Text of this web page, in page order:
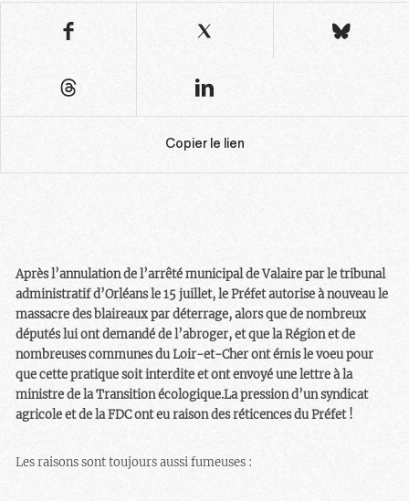
Copier le lien
Après l’annulation de l’arrêté municipal de Valaire par le tribunal
administratif d’Orléans le 15 juillet, le Préfet autorise à nouveau le
massacre des blaireaux par déterrage, alors que de nombreux
députés lui ont demandé de l’abroger, et que la Région et de
nombreuses communes du Loir-et-Cher ont émis le voeu pour
que cette pratique soit interdite et ont envoyé une lettre à la
ministre de la Transition écologique.La pression d’un syndicat
agricole et de la FDC ont eu raison des réticences du Préfet !
Les raisons sont toujours aussi fumeuses :